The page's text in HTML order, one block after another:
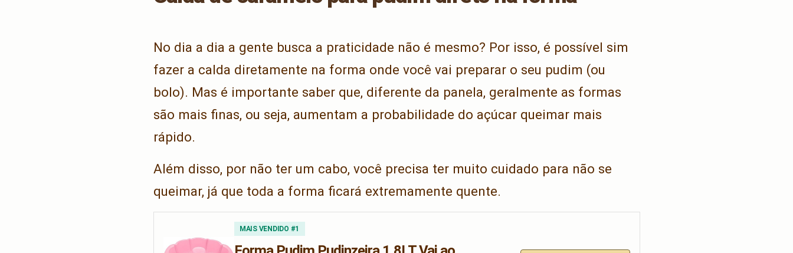
No dia a dia a gente busca a praticidade não é mesmo? Por isso, é possível sim
fazer a calda diretamente na forma onde você vai preparar o seu pudim (ou
bolo). Mas é importante saber que, diferente da panela, geralmente as formas
são mais finas, ou seja, aumentam a probabilidade do açúcar queimar mais
rápido.
Além disso, por não ter um cabo, você precisa ter muito cuidado para não se
queimar, já que toda a forma ficará extremamente quente.
MAIS VENDIDO #1